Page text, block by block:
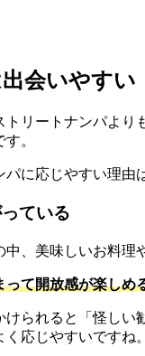
会いやすい
リートナンパより
。
に応じやすい理由
ている
中、美味しいお料
って開放感が楽しめ
られると「怪しい
応じやすいですね。